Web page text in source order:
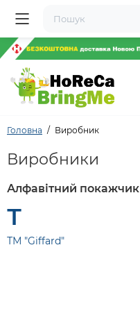
Головна Виробник
Виробники
Алфавітний покажчик
Т
ТМ "Giffard"